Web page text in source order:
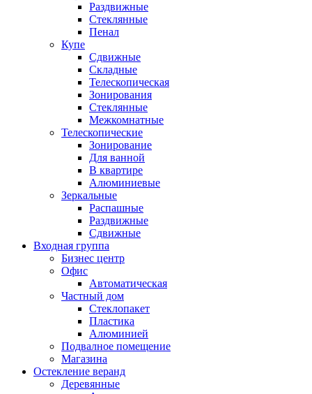
Раздвижные
Стеклянные
Пенал
Купе
Сдвижные
Складные
Телескопическая
Зонирования
Стеклянные
Межкомнатные
Телескопические
Зонирование
Для ванной
В квартире
Алюминиевые
Зеркальные
Распашные
Раздвижные
Сдвижные
Входная группа
Бизнес центр
Офис
Автоматическая
Частный дом
Стеклопакет
Пластика
Алюминией
Подвалное помещение
Магазина
Остекление веранд
Деревянные